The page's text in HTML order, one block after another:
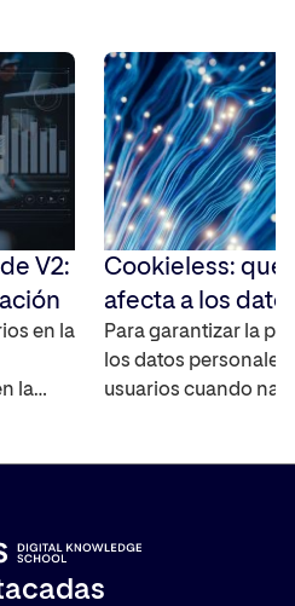
V2:
en la
la
una
Cookieless: qué
afecta a los
Para garantizar la
los datos personales
usuarios cuando